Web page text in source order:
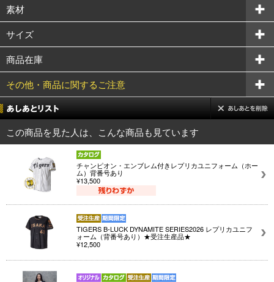
素材
サイズ
商品在庫
その他・商品に関するご注意
この商品を見た人は、こんな商品も見ています
チャンピオン・エンブレム付きレプリカユニフォーム（ホー
ム）背番号あり
¥13,500
TIGERS B-LUCK DYNAMITE SERIES2026 レプリカユニフ
ォーム（背番号あり）★受注生産品★
¥12,500